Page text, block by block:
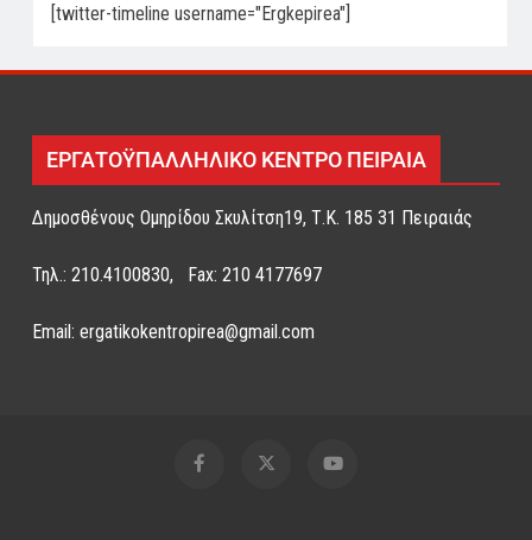
[twitter-timeline username="Ergkepirea"]
ΕΡΓΑΤΟΫΠΑΛΛΗΛΙΚΟ ΚΕΝΤΡΟ ΠΕΙΡΑΙΑ
Δημοσθένους Ομηρίδου Σκυλίτση19, Τ.Κ. 185 31 Πειραιάς
Τηλ.: 210.4100830, Fax: 210 4177697
Email: ergatikokentropirea@gmail.com